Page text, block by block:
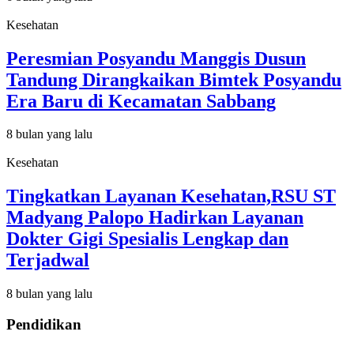
Kesehatan
Peresmian Posyandu Manggis Dusun
Tandung Dirangkaikan Bimtek Posyandu
Era Baru di Kecamatan Sabbang
8 bulan yang lalu
Kesehatan
Tingkatkan Layanan Kesehatan,RSU ST
Madyang Palopo Hadirkan Layanan
Dokter Gigi Spesialis Lengkap dan
Terjadwal
8 bulan yang lalu
Pendidikan